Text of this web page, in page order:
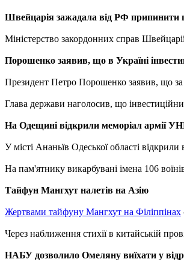
Швейцарія зажадала від РФ припинити
Міністерство закордонних справ
Порошенко заявив, що в Україні
Президент Петро Порошенко заявив, що за
Глава держави наголосив, що
На Одещині відкрили меморіал армії
У місті Ананьїв Одеської області відкрили
На пам'ятнику викарбувані імена 106
Тайфун Мангхут налетів на Азію
Жертвами тайфуну Мангхут на Філіппінах
Через наближення стихії в китайській
НАБУ дозволило Омеляну виїхати у